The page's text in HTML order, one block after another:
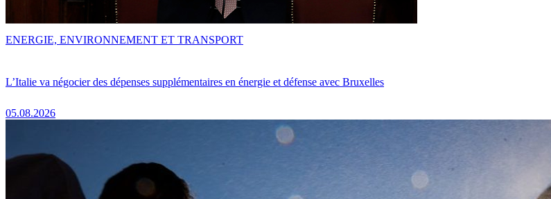
L’Italie va négocier des dépenses supplémentaires en énergie et défense avec Bruxelles
05.08.2026
ENERGIE, ENVIRONNEMENT ET TRANSPORT